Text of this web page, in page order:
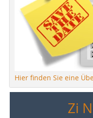
Hier finden Sie eine
Zi